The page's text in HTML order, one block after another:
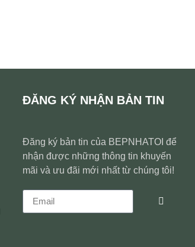
ĐĂNG KÝ NHẬN BẢN TIN
Đăng ký bản tin của BEPNHATOI để
nhận được những thông tin khuyến
mãi và ưu đãi mới nhất từ chúng tôi!